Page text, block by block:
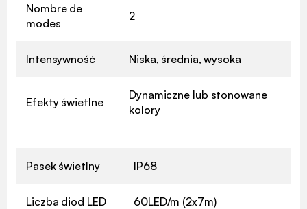
Nombre de
modes
2
Intensywność Niska, średnia, wysoka
Efekty świetlne
Dynamiczne lub stonowane
kolory
Pasek świetlny IP68
Liczba diod LED 60LED/m (2x7m)